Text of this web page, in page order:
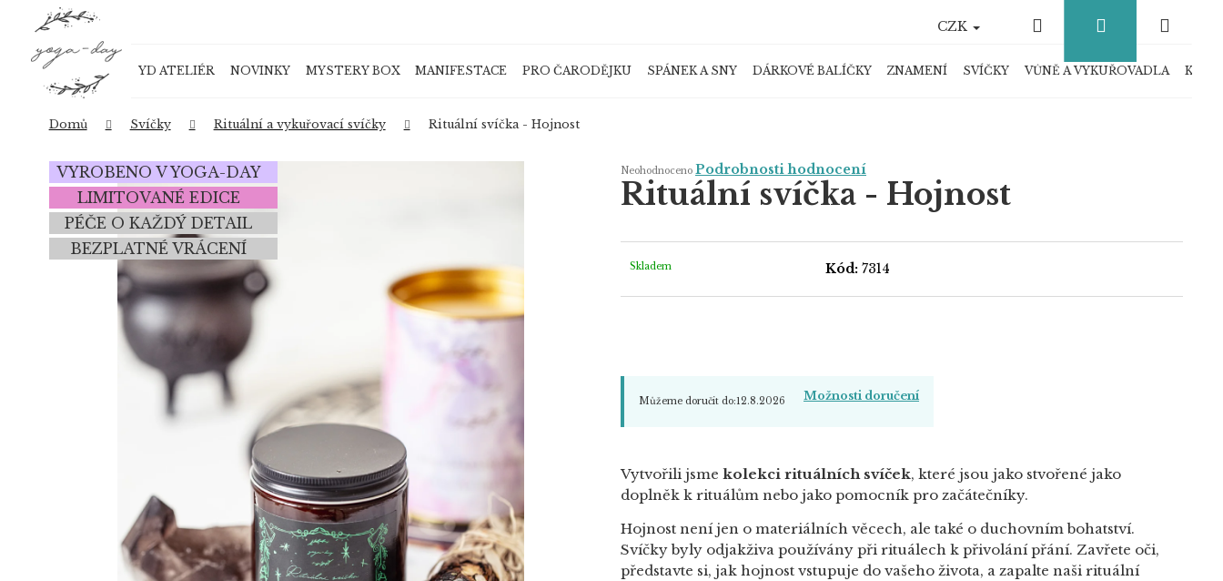
YD ATELIÉR
NOVINKY MYSTERY BOX MANIFESTACE PRO ČARODĚJKU SPÁNEK A SNY DÁRKOVÉ BALÍČKY ZNAMENÍ SVÍČKY VŮNĚ A VYKUŘOVADLA
CZK Hledat Přihlášení
košík
Domů Svíčky Rituální a vykuřovací svíčky Rituální svíčka - Hojnost
Průměrné
hodnocení
produktu
je
Neohodnoceno Podrobnosti hodnocení
Rituální svíčka - Hojnost
Skladem Kód: 7314
Můžeme doručit do:12.8.2026 Možnosti doručení
Vytvořili jsme kolekci rituálních svíček, které jsou jako stvořené jako
doplněk k rituálům nebo jako pomocník pro začátečníky.
Hojnost není jen o materiálních věcech, ale také o duchovním bohatství.
Svíčky byly odjakživa používány při rituálech k přivolání přání. Zavřete oči,
představte si, jak hojnost vstupuje do vašeho života, a zapalte naši rituální
VYROBENO V YOGA-DAY
LIMITOVANÉ EDICE
PÉČE O KAŽDÝ DETAIL
BEZPLATNÉ VRÁCENÍ
Zpět
do
obchodu
Zpět
do
obchodu
Co potřebujete najít?
HLEDAT
Doporučujeme